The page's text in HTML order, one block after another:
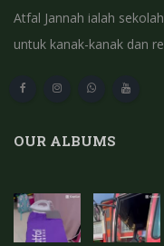
Atfal Jannah ialah
untuk kanak-kanak dan
OUR ALBUMS